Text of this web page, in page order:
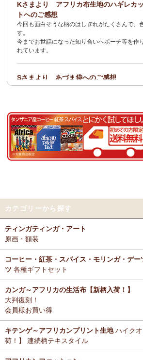
1/19イージーパンツ～美脚ゆるやかブーツカ
ンゲ◇ハイクオリティ◇で仕立てた新作登場
フリカの色』
1/19：エコバッグ≪2サイズ展開≫
名ごとに2つのカテゴリーでご紹介します
→ 作家名 A―L
→ 作家名 M―Z
名ごとに2つのカテゴリーでご紹介します
→ 作家名 A―L
→ 作家名 M―Z
1/15：2026年 バラカの福袋≪数量限定で再
～アフリカングッズ満杯～1年間の感謝を
12/25：ステッチVネック ノースリーブブラ
ンゲ◇ハイクオリティ◇で仕立てた新作登場
12/25：マサイシュカ アフリカの布ページに
マサイ民族のマント 軽くおしゃれなブランケ
12/25：ティンガティンガ・アート～シャタ
霊）の作品新入荷！
12/25：
12/20：2026年 バラカの福袋～2025.12/20（
～アフリカングッズ満杯～1年間の感謝をこ
≫
Kさまより アフリカ布生地のハギレカ
トへのご感想
今回も面白そうな柄のはしぎれがたくさんで、
す。
今までお世話になった知り合いへポーチ等を作
れています。
Sさまより あづま袋へのご感想
とても可愛く、着こなしのアクセントになりま
Nさまより 乳香フランキンセンスへの
食べてみたくて買いました。青い皮の柑橘系の
容し難い香りがする、なんとも言えない香りです
好きとか嫌いとかいう感覚よりも急に眠くなっ
スしているのを感じます。なんとなく、良いな
Tさまより カンガへのご感想
テーブルクロスとして使用中。大きさが少し違
っかりした良い生地です。一番心配だった洗濯
て手洗いモードで洗濯機にかけ、終わったらす
色落ち、色移りなく大丈夫でした。洗濯ジワも
です！）のでノーアイロンで使用しています。
リビングが無地だらけなので、カンガのデザイ
なりちょっと素敵空間に。
います。
Tさまより アジュワ・デーツへのご感
高級ドライフルーツ、安価で買えてうれしいで
カテゴリーから探す
ティンガティンガ・アート
原画・額装
コーヒー・紅茶・スパイス・モリンガ・デー
ツ 各種ギフトセット
カンガ～アフリカの生活布【新柄入荷！】
大判復刻！
会員様お買い得
キテンゲ～アフリカンプリント生地ハイクオ
荷！】 連続柄テキスタイル